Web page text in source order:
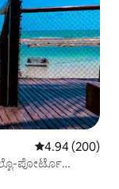
5 ರಲ್ಲಿ 4.94
4.94 (200)
ಪೋರ್ಟೊ